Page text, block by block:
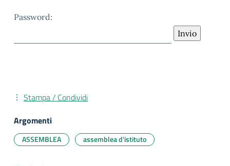
Password:
Stampa / Condividi
Argomenti
ASSEMBLEA assemblea d'istituto